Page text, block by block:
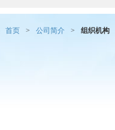
首页 > 公司简介 > 组织机构